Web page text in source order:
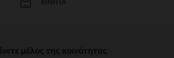
ΚΙΝΗΤΆ
Γίνετε μέλος της κοινότητας